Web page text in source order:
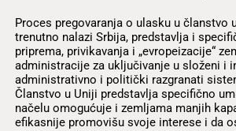
Proces pregovaranja o ulasku u članstvo
trenutno nalazi Srbija, predstavlja i
priprema, privikavanja i „evropeizacije“
administracije za uključivanje u složeni i
administrativno i politički razgranati
Članstvo u Uniji predstavlja specifično
načelu omogućuje i zemljama manjih
efikasnije promovišu svoje interese i da